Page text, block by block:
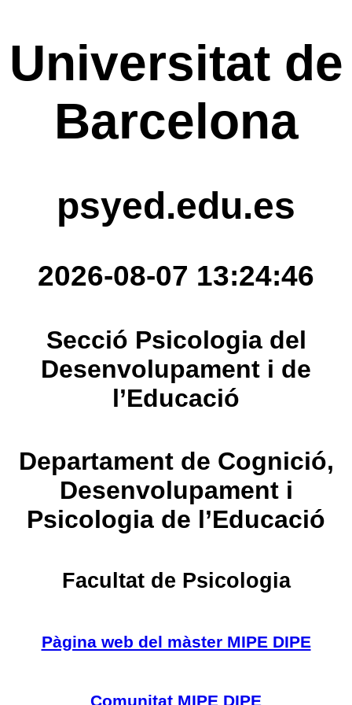
Universitat de
Barcelona
psyed.edu.es
2026-08-07 13:24:46
Secció Psicologia del
Desenvolupament i de
l’Educació
Departament de Cognició,
Desenvolupament i
Psicologia de l’Educació
Facultat de Psicologia
Pàgina web del màster MIPE DIPE
Comunitat MIPE DIPE